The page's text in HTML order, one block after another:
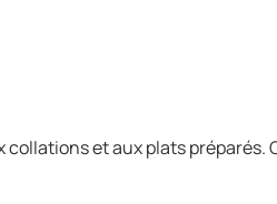
et aux plats préparés.